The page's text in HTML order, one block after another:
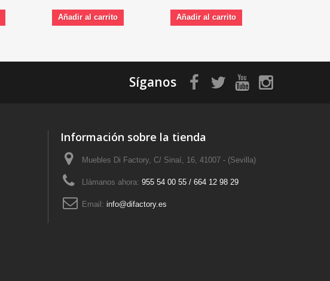
Añadir al carrito Añadir al carrito
Síganos
Información sobre la tienda
Muebles Di Factory, C/ Sinaí, 16, 41007 - (Sevilla)
Llámanos ahora: 955 54 00 55 / 664 12 98 29
Email: info@difactory.es